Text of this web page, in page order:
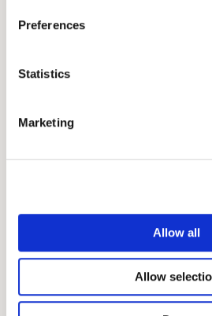
Preferences
Statistics
Marketing
Allow all
Allow
Noen